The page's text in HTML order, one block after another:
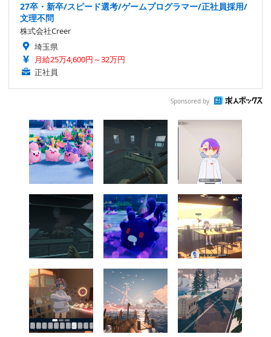
27卒・新卒/スピード選考/ゲームプログラマー/正社員採用/
文理不問
株式会社Creer
埼玉県
月給25万4,600円～32万円
正社員
Sponsored by